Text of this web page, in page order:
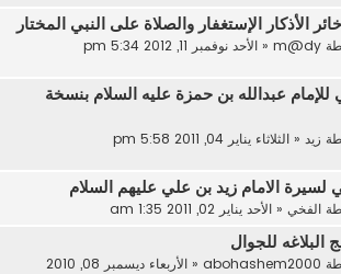
الأذكار الإستغفار والصلاة على النبي المختار
m@dy
« الأحد نوفمبر 11, 2012 5:34 pm
للإمام عبدالله بن حمزة عليه السلام بنسخة
زيد« الثلاثاء يناير 04, 2011 5:58 pm
الامام زيد بن علي عليهم السلام
الفخي « الأحد يناير 02, 2011 1:35 am
للجوال
abohashem2000
«
الأربعاء ديسمبر 08, 2010